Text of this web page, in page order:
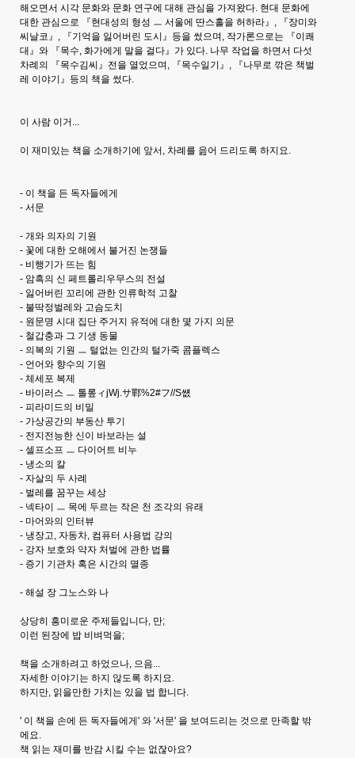
해오면서 시각 문화와 문화 연구에 대해 관심을 가져왔다. 현대 문화에
대한 관심으로 『현대성의 형성 ㅡ 서울에 딴스홀을 허하라』, 『장미와
씨날코』, 『기억을 잃어버린 도시』등을 썼으며, 작가론으로는 『이쾌
대』와 『목수, 화가에게 말을 걸다』가 있다. 나무 작업을 하면서 다섯
차례의 『목수김씨』전을 열었으며, 『목수일기』, 『나무로 깎은 책벌
레 이야기』등의 책을 썼다.
이 사람 이거...
이 재미있는 책을 소개하기에 앞서, 차례를 읊어 드리도록 하지요.
- 이 책을 든 독자들에게
- 서문
- 개와 의자의 기원
- 꽃에 대한 오해에서 불거진 논쟁들
- 비행기가 뜨는 힘
- 암흑의 신 페트롤리우무스의 전설
- 잃어버린 꼬리에 관한 인류학적 고찰
- 불딱정벌레와 고슴도치
- 원문명 시대 집단 주거지 유적에 대한 몇 가지 의문
- 철갑충과 그 기생 동물
- 의복의 기원 ㅡ 털없는 인간의 털가죽 콤플렉스
- 언어와 향수의 기원
- 체세포 복제
- 바이러스 ㅡ 톨롶ィjWj.サ鄲%2#フ//S썞
- 피라미드의 비밀
- 가상공간의 부동산 투기
- 전지전능한 신이 바보라는 설
- 셀프소프 ㅡ 다이어트 비누
- 냉소의 칼
- 자살의 두 사례
- 벌레를 꿈꾸는 세상
- 넥타이 ㅡ 목에 두르는 작은 천 조각의 유래
- 마어와의 인터뷰
- 냉장고, 자동차, 컴퓨터 사용법 강의
- 강자 보호와 약자 처벌에 관한 법률
- 증기 기관차 혹은 시간의 멸종
- 해설 장 그노스와 나
상당히 흥미로운 주제들입니다, 만;
이런 된장에 밥 비벼먹을;
책을 소개하려고 하었으나, 으음...
자세한 이야기는 하지 않도록 하지요.
하지만, 읽을만한 가치는 있을 법 합니다.
' 이 책을 손에 든 독자들에게' 와 '서문' 을 보여드리는 것으로 만족할 밖
에요.
책 읽는 재미를 반감 시킬 수는 없잖아요?